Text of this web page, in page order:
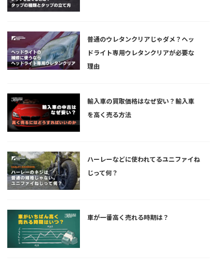
普通のウレタンクリアじゃダメ？ヘッ
ドライト専用ウレタンクリアが必要な
理由
輸入車の買取価格はなぜ安い？輸入車
を高く売る方法
ハーレーなどに使われてるユニファイね
じって何？
車が一番高く売れる時期は？